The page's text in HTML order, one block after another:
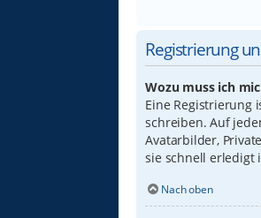
Registrierung
Wozu muss ich
Eine Registrierung
schreiben. Auf
Avatarbilder,
sie schnell erledigt
Nach oben